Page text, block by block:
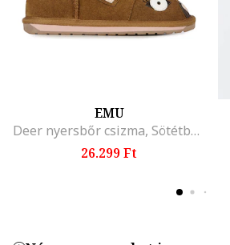
EMU
Deer nyersbőr csizma, Sötétbarna/Karamellbarna/Törtfehér
26.299 Ft